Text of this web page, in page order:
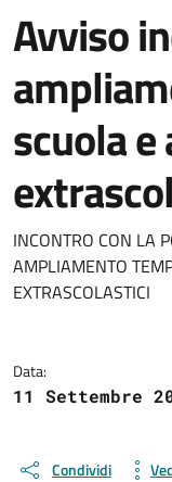
Avviso
scuola
Dettagli
INCONTRO CON LA
AMPLIAMENTO
EXTRASCOLASTICI
Data:
11 Settembre
Condividi